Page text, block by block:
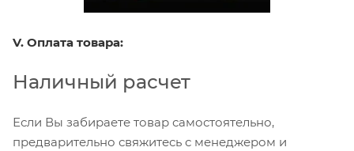
V. Оплата товара:
Наличный расчет
Если Вы забираете товар самостоятельно,
предварительно свяжитесь с менеджером и